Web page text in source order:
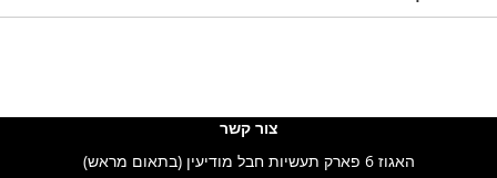
צור קשר
האגוז 6 פארק תעשיות חבל מודיעין (בתאום מראש)